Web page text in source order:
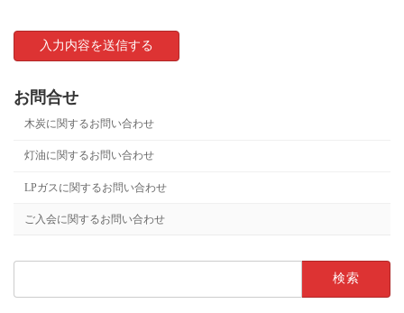
お問合せ
木炭に関するお問い合わせ
灯油に関するお問い合わせ
LPガスに関するお問い合わせ
ご入会に関するお問い合わせ